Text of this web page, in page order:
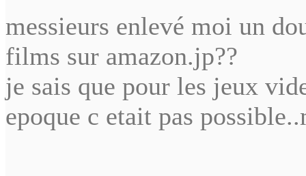
messieurs enlevé moi un
films sur amazon.jp??
je sais que pour les jeux
epoque c etait pas